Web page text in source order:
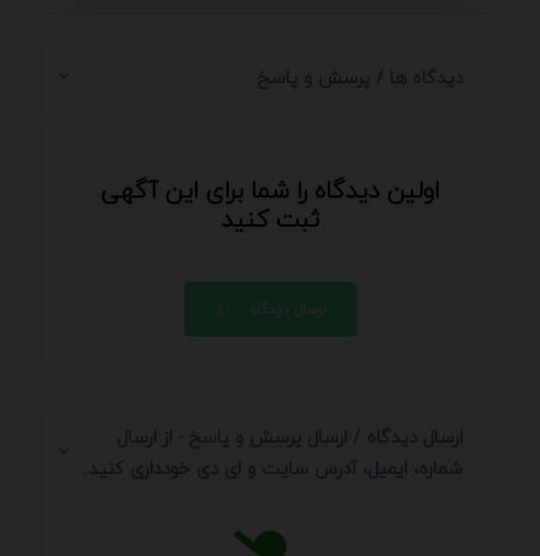
دیدگاه ها / پرسش و پاسخ
اولین دیدگاه را شما برای این آگهی
ثبت کنید
ارسال دیدگاه
ارسال دیدگاه / ارسال پرسش و پاسخ - از ارسال
شماره، ایمیل، آدرس سایت و ای دی خودداری کنید.